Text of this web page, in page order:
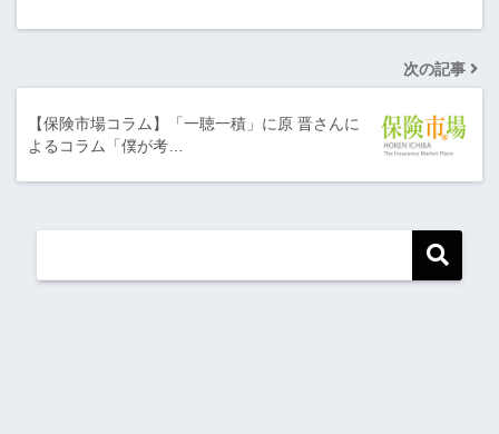
次の記事
【保険市場コラム】「一聴一積」に原 晋さんに
よるコラム「僕が考…